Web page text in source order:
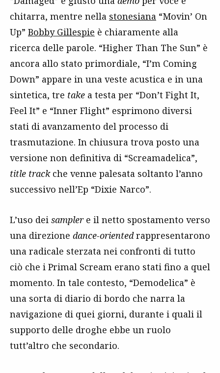
chitarra, mentre nella stonesiana “Movin’ On
Up” Bobby Gillespie è chiaramente alla
ricerca delle parole. “Higher Than The Sun” è
ancora allo stato primordiale, “I’m Coming
Down” appare in una veste acustica e in una
sintetica, tre take a testa per “Don’t Fight It,
Feel It” e “Inner Flight” esprimono diversi
stati di avanzamento del processo di
trasmutazione. In chiusura trova posto una
versione non definitiva di “Screamadelica”,
title trackche venne palesata soltanto l’anno
successivo nell’Ep “Dixie Narco”.
L’uso dei samplere il netto spostamento verso
una direzione dance-orientedrappresentarono
una radicale sterzata nei confronti di tutto
ciò che i Primal Scream erano stati fino a quel
momento. In tale contesto, “Demodelica” è
una sorta di diario di bordo che narra la
navigazione di quei giorni, durante i quali il
supporto delle droghe ebbe un ruolo
tutt’altro che secondario.